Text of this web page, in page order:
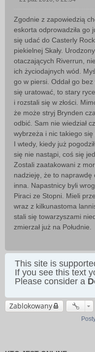
s
t
Zgodnie z zapowiedzią
eskorta odprowadziła go
się udać do Casterly
piekielnej Skały.
otaczających Riverrun,
ich życiodajnych wód.
go w piersi. Oddał go
się uratować, to stary
i rozstali się w złości.
że może stryj Brynden
odbić. Sam nie wiedział
wybrzeża i nic takiego się
I wtedy, kiedy już
się nie nastąpi, coś się
Zostali zaatakowani z
nadzieję, że to naprawdę
inna. Napastnicy byli
Piraci ze Stopni. Mieli
wraz z kilkunastoma
stali się towarzyszami
zmierzał już na Południe.
This site is
If you see this text
Please consider a
Zablokowany